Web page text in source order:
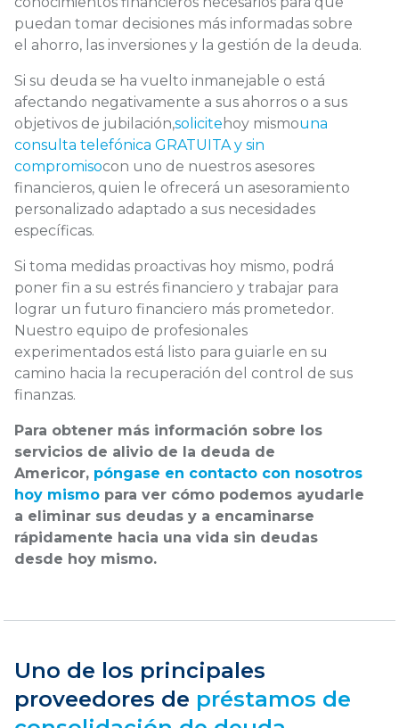
puedan tomar decisiones más informadas sobre
el ahorro, las inversiones y la gestión de la deuda.
Si su deuda se ha vuelto inmanejable o está
afectando negativamente a sus ahorros o a sus
objetivos de jubilación,solicite hoy mismouna
consulta telefónica GRATUITA y sin
compromisocon uno de nuestros asesores
financieros, quien le ofrecerá un asesoramiento
personalizado adaptado a sus necesidades
específicas.
Si toma medidas proactivas hoy mismo, podrá
poner fin a su estrés financiero y trabajar para
lograr un futuro financiero más prometedor.
Nuestro equipo de profesionales
experimentados está listo para guiarle en su
camino hacia la recuperación del control de sus
finanzas.
Para obtener más información sobre los
servicios de alivio de la deuda de
Americor, póngase en contacto con nosotros
hoy mismo para ver cómo podemos ayudarle
a eliminar sus deudas y a encaminarse
rápidamente hacia una vida sin deudas
desde hoy mismo.
Uno de los principales
proveedores de préstamos de